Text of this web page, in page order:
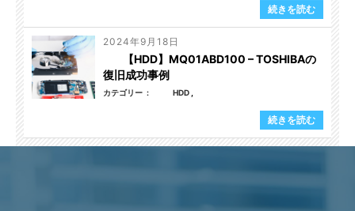
続きを読む
2024年9月18日
【HDD】MQ01ABD100 – TOSHIBAの
復旧成功事例
カテゴリー HDD
続きを読む